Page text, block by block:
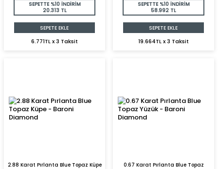
SEPETTE %10 İNDİRİM
20.313 TL
SEPETE EKLE
6.771TL x 3 Taksit
SEPETTE %10 İNDİRİM
58.992 TL
SEPETE EKLE
19.664TL x 3 Taksit
2.88 Karat Pırlanta Blue Topaz Küpe
0.67 Karat Pırlanta Blue Topaz